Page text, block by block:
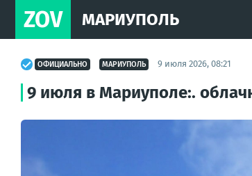
ZOV МАРИУПОЛЬ
ОФИЦИАЛЬНО МАРИУПОЛЬ 9 июля 2026, 08:21
9 июля в Мариуполе:.